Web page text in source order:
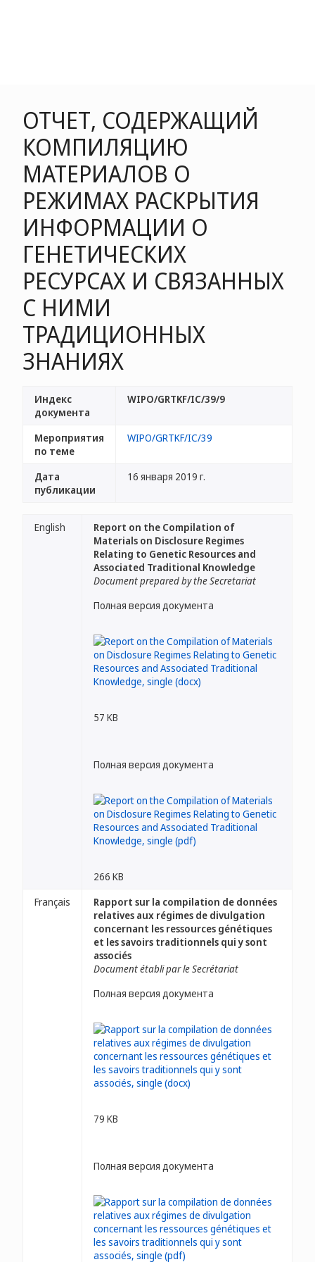
ОТЧЕТ, СОДЕРЖАЩИЙ
КОМПИЛЯЦИЮ
МАТЕРИАЛОВ О
РЕЖИМАХ РАСКРЫТИЯ
ИНФОРМАЦИИ О
ГЕНЕТИЧЕСКИХ
РЕСУРСАХ И СВЯЗАННЫХ
С НИМИ
ТРАДИЦИОННЫХ
ЗНАНИЯХ
Индекс
документа
WIPO/GRTKF/IC/39/9
Мероприятия
по теме
WIPO/GRTKF/IC/39
Дата
публикации
16 января 2019 г.
English
Report on the Compilation of
Materials on Disclosure Regimes
Relating to Genetic Resources and
Associated Traditional Knowledge
Document prepared by the Secretariat
Полная версия документа
57 KB
Полная версия документа
266 KB
Français
Rapport sur la compilation de données
relatives aux régimes de divulgation
concernant les ressources génétiques
et les savoirs traditionnels qui y sont
associés
Document établi par le Secrétariat
Полная версия документа
79 KB
Полная версия документа